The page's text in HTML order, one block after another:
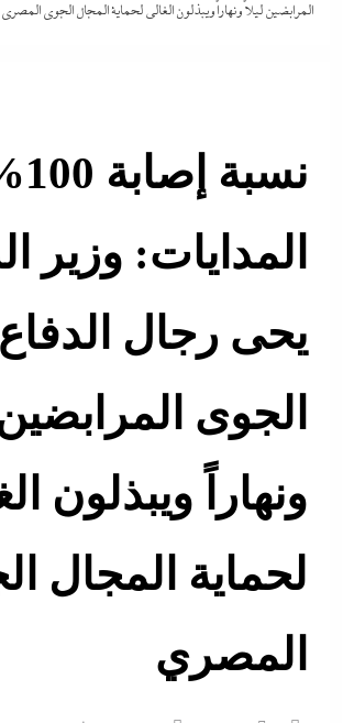
المرابضين ليلاً ونهاراً ويبذلون الغالى لحماية المجال الجوى المصري
المدايات: وزير
يحى رجال الدفاع
الجوى المرابضين
ونهاراً ويبذلون
لحماية المجال
المصري